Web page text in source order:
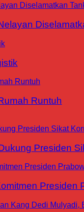
Runtuh
Presiden
Presiden